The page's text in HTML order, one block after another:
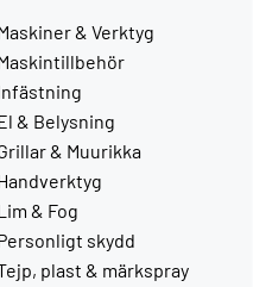
& Verktyg
& Belysning
& Muurikka
& Fog
skydd
plast & märkspray